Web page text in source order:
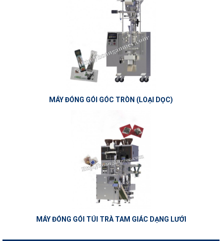
MÁY ĐÓNG GÓI GÓC TRÒN (LOẠI DỌC)
MÁY ĐÓNG GÓI TÚI TRÀ TAM GIÁC DẠNG LƯỚI